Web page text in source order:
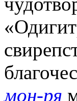
мон-ря